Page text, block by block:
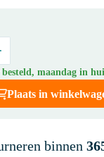
maandag in
Plaats in
binnen